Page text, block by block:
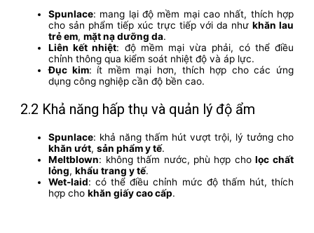
Spunlace: mang lại độ mềm mại cao nhất, thích hợp
cho sản phẩm tiếp xúc trực tiếp với da như khăn lau
trẻ em,mặt nạ dưỡng da.
Liên kết nhiệt: độ mềm mại vừa phải, có thể điều
chỉnh thông qua kiểm soát nhiệt độ và áp lực.
Đục kim: ít mềm mại hơn, thích hợp cho các ứng
dụng công nghiệp cần độ bền cao.
2.2 Khả năng hấp thụ và quản lý độ ẩm
Spunlace: khả năng thấm hút vượt trội, lý tưởng cho
khăn ướt,sản phẩm y tế.
Meltblown: không thấm nước, phù hợp cholọc chất
lỏng,khẩu trang y tế.
Wet-laid: có thể điều chỉnh mức độ thấm hút, thích
hợp chokhăn giấy cao cấp.